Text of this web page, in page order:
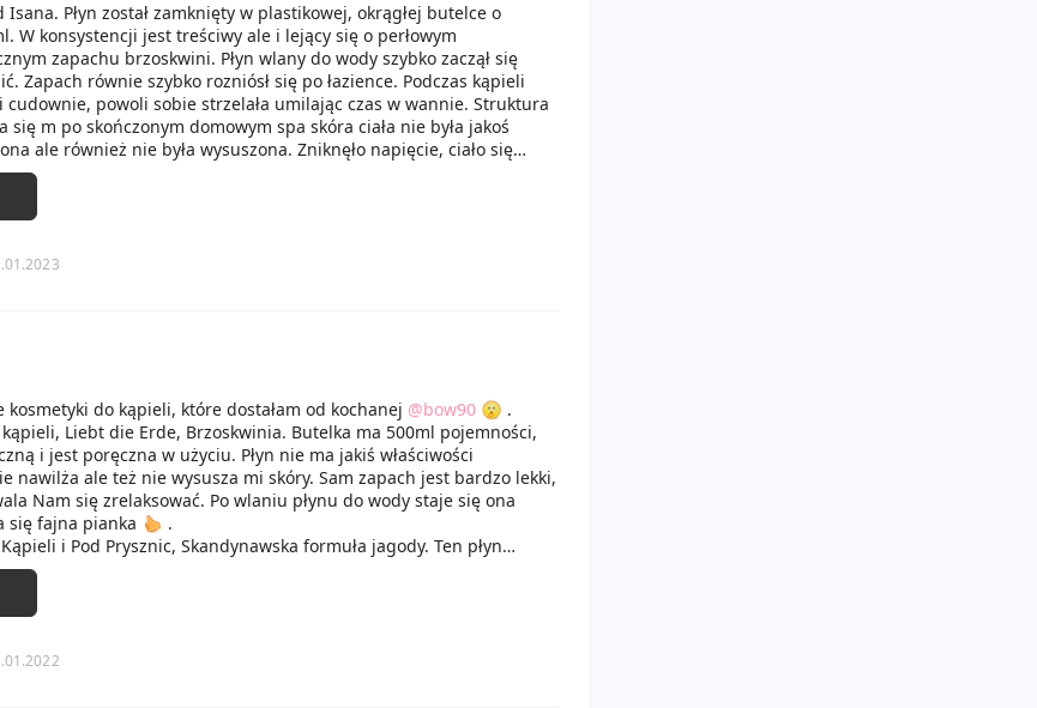
Isana. Płyn został zamknięty w plastikowej, okrągłej butelce o
W konsystencji jest treściwy ale i lejący się o perłowym
zapachu brzoskwini. Płyn wlany do wody szybko zaczął się
Zapach równie szybko rozniósł się po łazience. Podczas kąpieli
cudownie, powoli sobie strzelała umilając czas w wannie. Struktura
się m po skończonym domowym spa skóra ciała nie była jakoś
ale również nie była wysuszona. Zniknęło napięcie, ciało się
do przyjęcia pielęgnacji. Płyn bardzo mi się spodobał, chętnie
kosmetyki do kąpieli, które dostałam od kochanej @bow90
.
kąpieli, Liebt die Erde, Brzoskwinia. Butelka ma 500ml pojemności,
i jest poręczna w użyciu. Płyn nie ma jakiś właściwości
nawilża ale też nie wysusza mi skóry. Sam zapach jest bardzo lekki,
Nam się zrelaksować. Po wlaniu płynu do wody staje się ona
się fajna pianka
.
Kąpieli i Pod Prysznic, Skandynawska formuła jagody. Ten płyn
jak Isana. Butelka ma 300ml i spokojnie wystarcza na kilka
płynu nie jest jagodowy lecz jak dla mnie pachnie jak ciasteczka
ma śliczny pudrowo-różowy kolorek i woda też się barwi na taki
sporo piany a kąpiel z nim to czysta przyjemność. Kosmetyk nie
sprawia też, że jest sucha.